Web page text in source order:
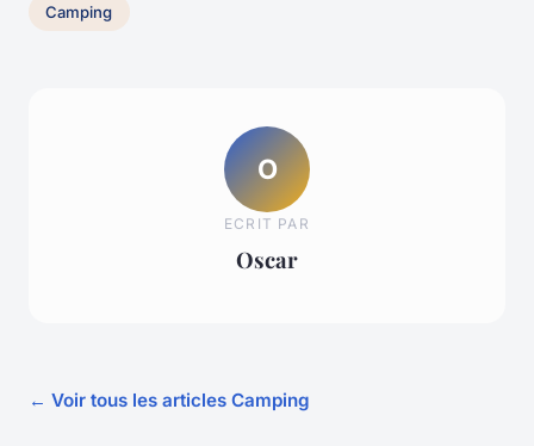
Camping
O
ECRIT PAR
Oscar
← Voir tous les articles Camping